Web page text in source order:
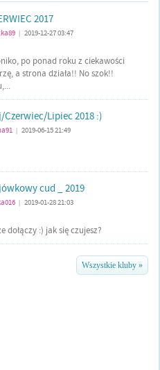
2017
2019-12-27 03:47
po ponad roku z ciekawości
a strona działa!! No szok!!
Czerwiec/Lipiec 2018 :)
2019-06-15 21:49
cud _ 2019
2019-01-28 21:03
dołączy :) jak się czujesz?
Wszystkie kluby »